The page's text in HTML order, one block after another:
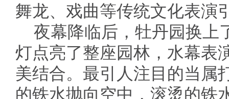
舞龙、戏曲等传统文化表演
夜幕降临后，牡丹园换上
灯点亮了整座园林，水幕表
美结合。最引人注目的当属
的铁水抛向空中，滚烫的铁